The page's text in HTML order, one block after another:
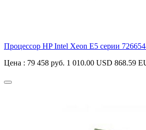
Процессор HP Intel Xeon E5 серии
Цена : 79 458 руб. 1 010.00 USD 868.59